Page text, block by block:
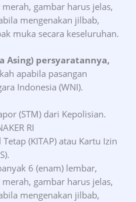
gambar harus jelas,
mengenakan jilbab,
muka secara keseluruhan.
Asing) persyaratannya,
apabila pasangan
Indonesia (WNI).
(STM) dari Kepolisian.
RI
(KITAP) atau Kartu Izin
6 (enam) lembar,
gambar harus jelas,
mengenakan jilbab,